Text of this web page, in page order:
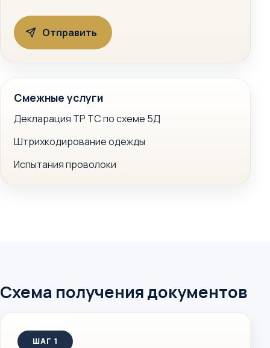
Смежные услуги
Декларация ТР ТС по схеме 5Д
Штрихкодирование одежды
Испытания проволоки
Схема получения документов